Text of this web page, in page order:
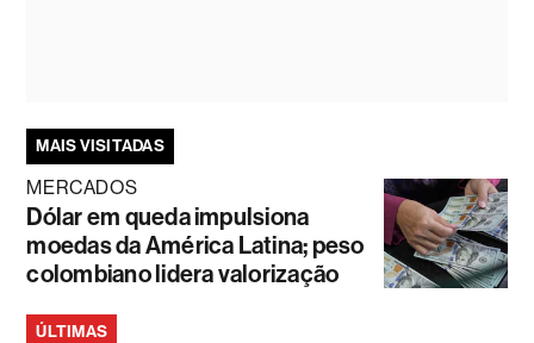
MAIS VISITADAS
MERCADOS
Dólar em queda impulsiona
moedas da América Latina; peso
colombiano lidera valorização
ÚLTIMAS